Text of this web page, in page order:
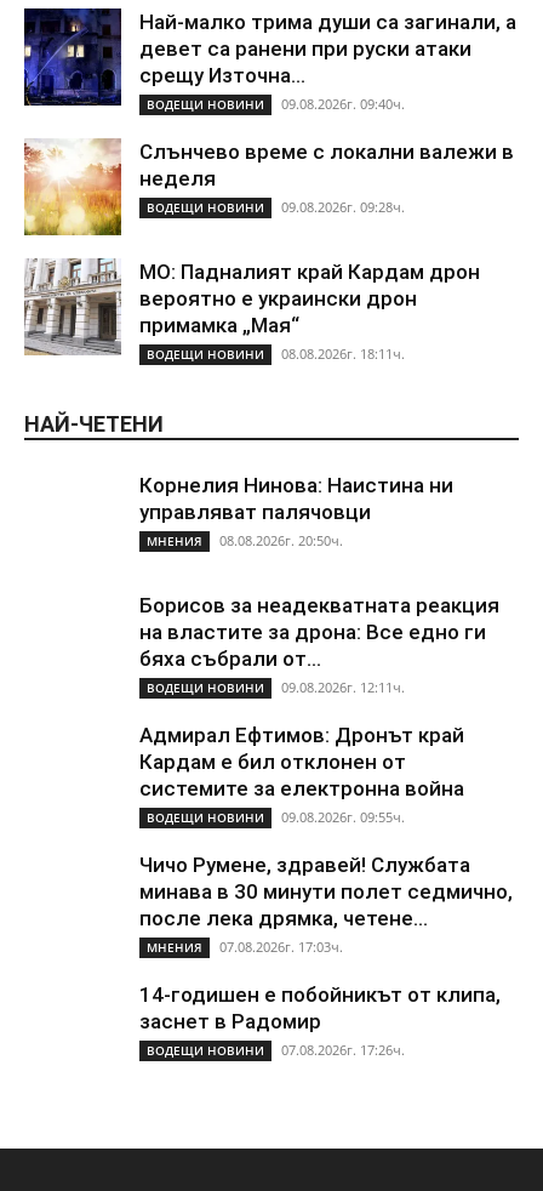
Най-малко трима души са загинали, а
девет са ранени при руски атаки
срещу Източна...
ВОДЕЩИ НОВИНИ 09.08.2026г. 09:40ч.
Слънчево време с локални валежи в
неделя
ВОДЕЩИ НОВИНИ 09.08.2026г. 09:28ч.
МО: Падналият край Кардам дрон
вероятно е украински дрон
примамка „Мая“
ВОДЕЩИ НОВИНИ 08.08.2026г. 18:11ч.
НАЙ-ЧЕТЕНИ
Корнелия Нинова: Наистина ни
управляват палячовци
МНЕНИЯ 08.08.2026г. 20:50ч.
Борисов за неадекватната реакция
на властите за дрона: Все едно ги
бяха събрали от...
ВОДЕЩИ НОВИНИ 09.08.2026г. 12:11ч.
Адмирал Ефтимов: Дронът край
Кардам е бил отклонен от
системите за електронна война
ВОДЕЩИ НОВИНИ 09.08.2026г. 09:55ч.
Чичо Румене, здравей! Службата
минава в 30 минути полет седмично,
после лека дрямка, четене...
МНЕНИЯ 07.08.2026г. 17:03ч.
14-годишен е побойникът от клипа,
заснет в Радомир
ВОДЕЩИ НОВИНИ 07.08.2026г. 17:26ч.